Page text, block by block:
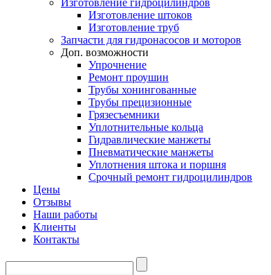
Изготовление гидроцилиндров
Изготовление штоков
Изготовление труб
Запчасти для гидронасосов и моторов
Доп. возможности
Упрочнение
Ремонт проушин
Трубы хонингованные
Трубы прецизионные
Грязесъемники
Уплотнительные кольца
Гидравлические манжеты
Пневматические манжеты
Уплотнения штока и поршня
Срочный ремонт гидроцилиндров
Цены
Отзывы
Наши работы
Клиенты
Контакты